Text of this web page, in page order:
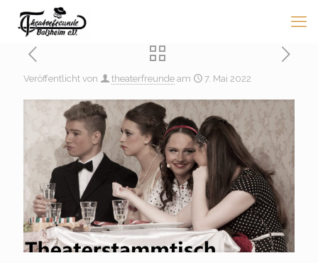
Veröffentlicht von theaterfreunde am 7. Mai 2022